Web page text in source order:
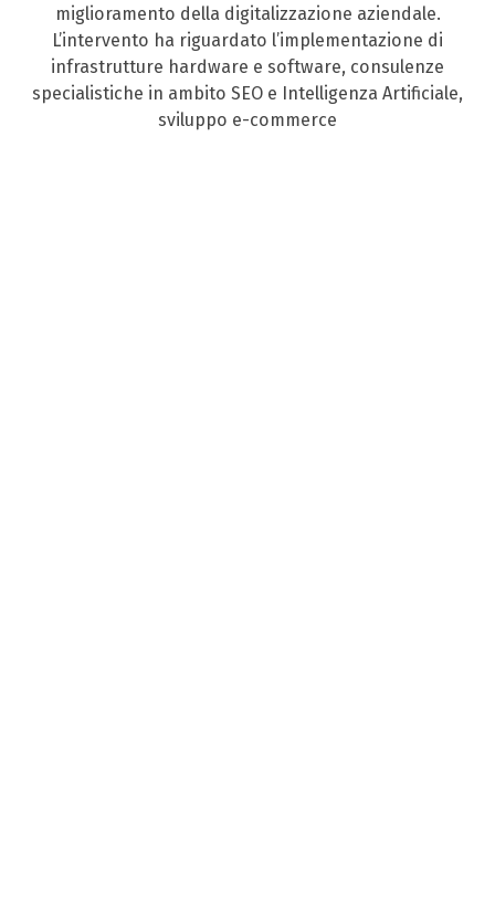
miglioramento della digitalizzazione aziendale.
L’intervento ha riguardato l’implementazione di
infrastrutture hardware e software, consulenze
specialistiche in ambito SEO e Intelligenza Artificiale,
sviluppo e-commerce